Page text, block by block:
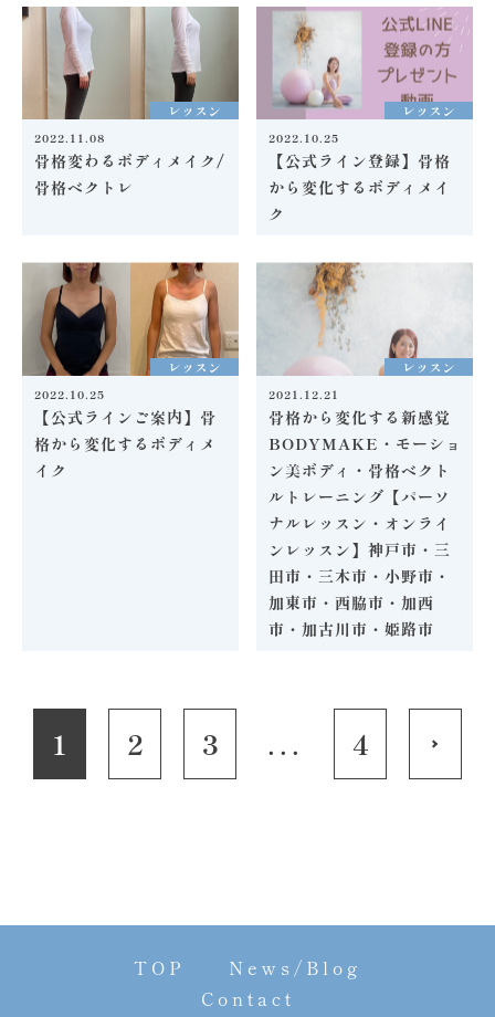
2022.11.08
レッスン
骨格変わるボディメイク/
骨格ベクトレ
2022.10.25
レッスン
【公式ライン登録】骨格
から変化するボディメイ
ク
2022.10.25
レッスン
【公式ラインご案内】骨
格から変化するボディメ
イク
2021.12.21
レッスン
骨格から変化する新感覚
BODYMAKE・モーショ
ン美ボディ・骨格ベクト
ルトレーニング【パーソ
ナルレッスン・オンライ
ンレッスン】神戸市・三
田市・三木市・小野市・
加東市・西脇市・加西
市・加古川市・姫路市
1 2 3 ... 4
TOP
News/Blog
Contact